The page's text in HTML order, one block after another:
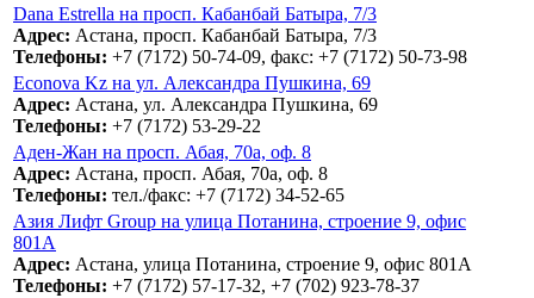
Dana Estrella на просп. Кабанбай Батыра, 7/3
Адрес: Астана, просп. Кабанбай Батыра, 7/3
Телефоны: +7 (7172) 50-74-09, факс: +7 (7172) 50-73-98
Econova Kz на ул. Александра Пушкина, 69
Адрес: Астана, ул. Александра Пушкина, 69
Телефоны: +7 (7172) 53-29-22
Аден-Жан на просп. Абая, 70а, оф. 8
Адрес: Астана, просп. Абая, 70а, оф. 8
Телефоны: тел./факс: +7 (7172) 34-52-65
Азия Лифт Group на улица Потанина, строение 9, офис
801А
Адрес: Астана, улица Потанина, строение 9, офис 801А
Телефоны: +7 (7172) 57-17-32, +7 (702) 923-78-37